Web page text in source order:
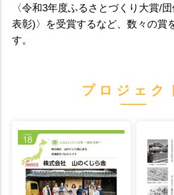
〈令和3年度ふるさとづくり大賞/
表彰)〉を受賞するなど、数々の賞
す。
プロジェク